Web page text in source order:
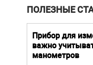
ПОЛЕЗНЫЕ
Прибор для
важно
манометров